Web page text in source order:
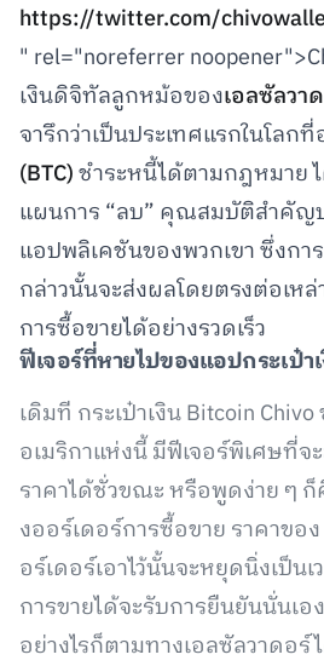
https://twitter.com/
" rel="noreferrer
เงินดิจิทัลลูกหม้อของเอลซัลวา
จารึกว่าเป็นประเทศแรกในโลก
(BTC)ชำระหนี้ได้ตามกฎหมาย
แผนการ “ลบ” คุณสมบัติสำคัญ
แอปพลิเคชันของพวกเขา ซึ่งก
กล่าวนั้นจะส่งผลโดยตรงต่อเหล่
การซื้อขายได้อย่างรวดเร็ว
ฟีเจอร์ที่หายไปของแอปกระเป๋า
เดิมที กระเป๋าเงิน Bitcoin
อเมริกาแห่งนี้ มีฟีเจอร์พิเศษที่จ
ราคาได้ชั่วขณะ หรือพูดง่าย ๆ ก็
งออร์เดอร์การซื้อขาย ราคาของ
อร์เดอร์เอาไว้นั้นจะหยุดนิ่งเป็น
การขายได้จะรับการยืนยันนั่นเอง
อย่างไรก็ตามทางเอลซัลวาดอ